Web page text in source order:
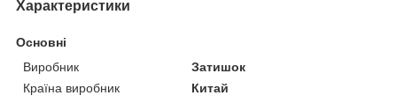
Характеристики
Основні
Виробник
Затишок
Країна виробник
Китай